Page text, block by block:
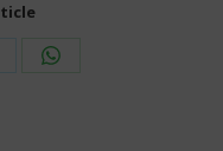
Share